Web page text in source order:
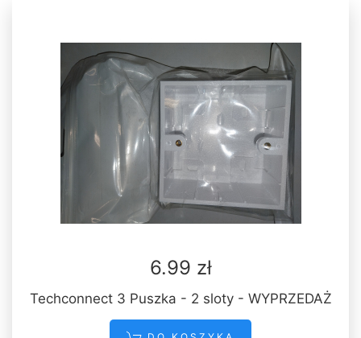
6.99 zł
Techconnect 3 Puszka - 2 sloty - WYPRZEDAŻ